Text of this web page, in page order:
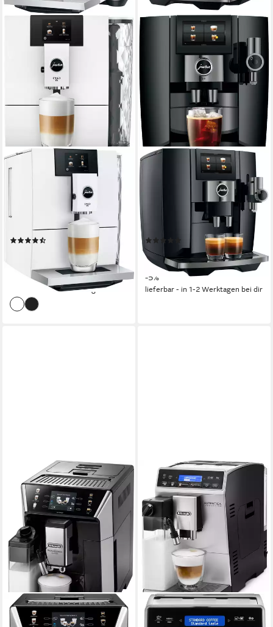
Kaffeevollautomat 15491 ENA
8 Full Nordic White (EC)
Bohnenkapazität
15 bar
Pumpendruck
Touch-Bedienung Bedienung
1.049,00 €
mtl. in 48 Raten
lieferbar - in 1-2 Werktagen bei dir
JURA
Kaffeevollautomat 15562 J10
Pumpendruck
Stahl Kegelmahlwerk
Mahlwerk
1.749,00 € UVP 1.849,00 €
50,78 €mtl. in 48 Raten
-5%
lieferbar - in 1-2 Werktagen bei dir